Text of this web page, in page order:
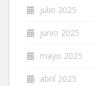
julio 2025
junio 2025
mayo 2025
abril 2025